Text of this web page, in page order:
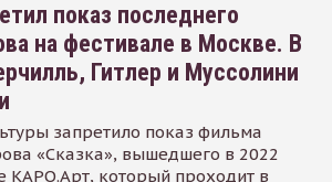
показ последнего
на фестивале в Москве. В
Гитлер и Муссолини
запретило показ фильма
«Сказка», вышедшего в 2022
КАРО.Арт, который проходит в